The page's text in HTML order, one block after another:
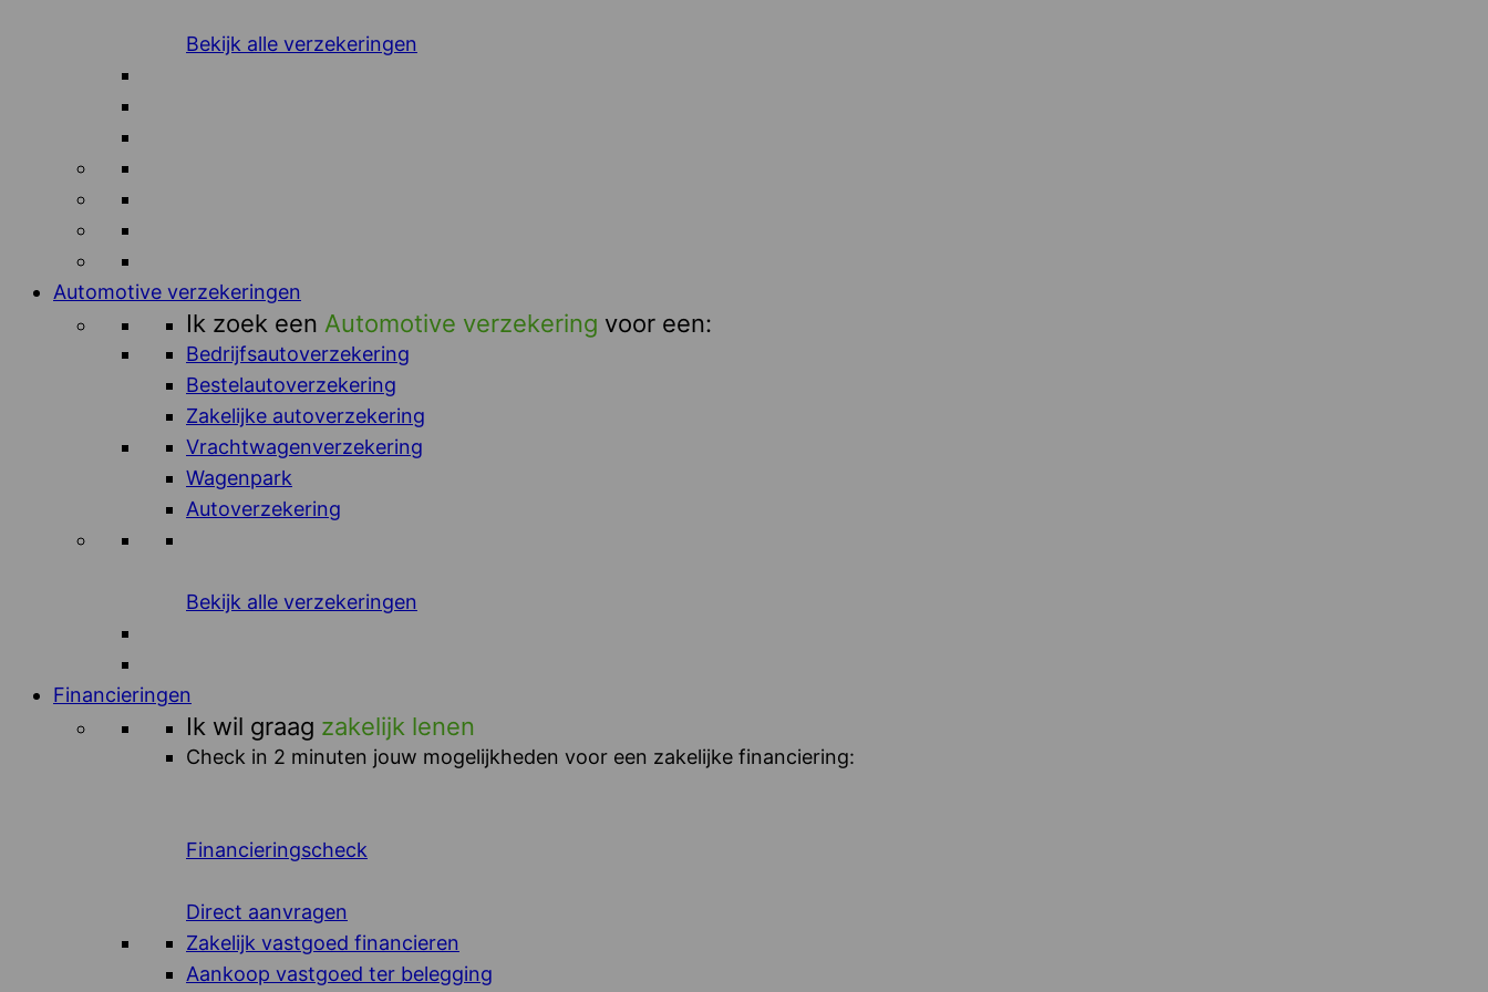
Bekijk alle verzekeringen
Automotive verzekeringen
Ik zoek een Automotive verzekering voor een:
Bedrijfsautoverzekering
Bestelautoverzekering
Zakelijke autoverzekering
Vrachtwagenverzekering
Wagenpark
Autoverzekering
Bekijk alle verzekeringen
Financieringen
Ik wil graag zakelijk lenen
Check in 2 minuten jouw mogelijkheden voor een zakelijke financiering:
Financieringscheck
Direct aanvragen
Zakelijk vastgoed financieren
Aankoop vastgoed ter belegging